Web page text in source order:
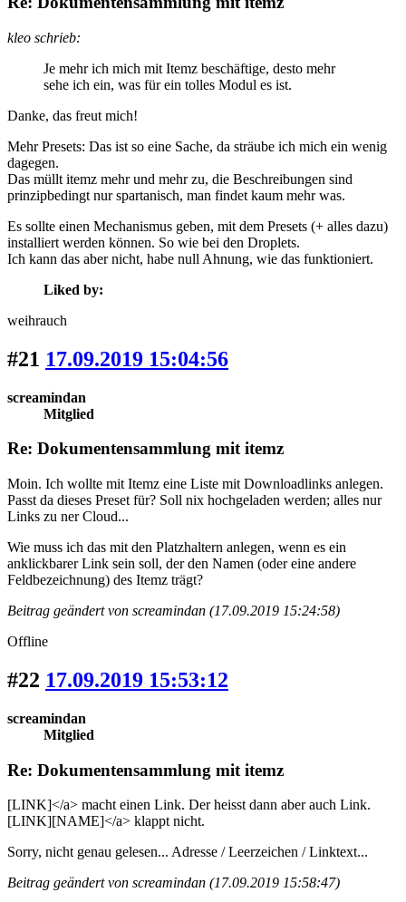
kleo schrieb:
Je mehr ich mich mit Itemz beschäftige, desto mehr
sehe ich ein, was für ein tolles Modul es ist.
Danke, das freut mich!
Mehr Presets: Das ist so eine Sache, da sträube ich mich ein wenig
dagegen.
Das müllt itemz mehr und mehr zu, die Beschreibungen sind
prinzipbedingt nur spartanisch, man findet kaum mehr was.
Es sollte einen Mechanismus geben, mit dem Presets (+ alles dazu)
installiert werden können. So wie bei den Droplets.
Ich kann das aber nicht, habe null Ahnung, wie das funktioniert.
Liked by:
weihrauch
#21 17.09.2019 15:04:56
screamindan
Mitglied
Re: Dokumentensammlung mit itemz
Moin. Ich wollte mit Itemz eine Liste mit Downloadlinks anlegen.
Passt da dieses Preset für? Soll nix hochgeladen werden; alles nur
Links zu ner Cloud...
Wie muss ich das mit den Platzhaltern anlegen, wenn es ein
anklickbarer Link sein soll, der den Namen (oder eine andere
Feldbezeichnung) des Itemz trägt?
Beitrag geändert von screamindan (17.09.2019 15:24:58)
Offline
#22 17.09.2019 15:53:12
screamindan
Mitglied
Re: Dokumentensammlung mit itemz
[LINK]</a> macht einen Link. Der heisst dann aber auch Link.
[LINK][NAME]</a> klappt nicht.
Sorry, nicht genau gelesen... Adresse / Leerzeichen / Linktext...
Beitrag geändert von screamindan (17.09.2019 15:58:47)